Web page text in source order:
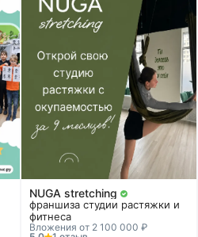
NUGA stretching
франшиза студии растяжки и
фитнеса
Вложения от 2 100 000 ₽